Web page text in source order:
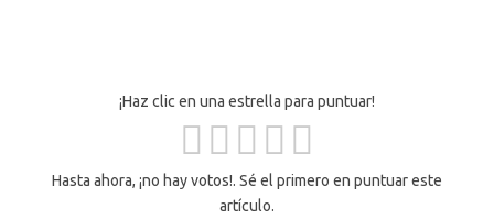
¡Haz clic en una estrella para puntuar!
Hasta ahora, ¡no hay votos!. Sé el primero en puntuar este
artículo.